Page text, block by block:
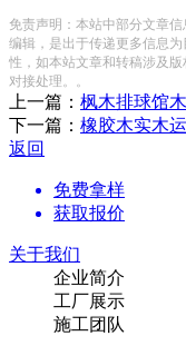
免责声明：本站中部分文章
编辑，是出于传递更多信息
性，如本站文章和转稿涉及
对接处理。。
上一篇： 枫木排球馆
下一篇： 橡胶木实木
返回
免费拿样
获取报价
关于我们
企业简介
工厂展示
施工团队